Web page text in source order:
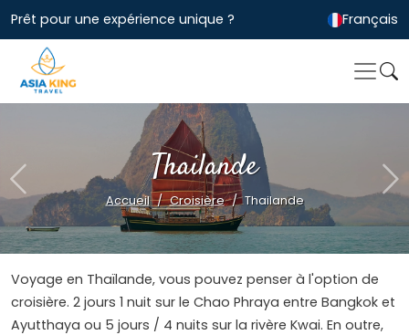
Prêt pour une expérience unique ? Français
Thailande
Accueil Croisière Thailande
Previous
Voyage en Thaïlande, vous pouvez penser à l'option de
croisière. 2 jours 1 nuit sur le Chao Phraya entre Bangkok et
Ayutthaya ou 5 jours / 4 nuits sur la rivère Kwai. En outre,